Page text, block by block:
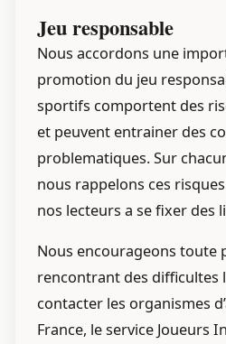
Jeu responsable
Nous accordons une
promotion du jeu
sportifs comportent des
et peuvent entrainer des
problematiques. Sur
nous rappelons ces
nos lecteurs a se fixer des
Nous encourageons toute
rencontrant des difficultes
contacter les organismes
France, le service Joueurs